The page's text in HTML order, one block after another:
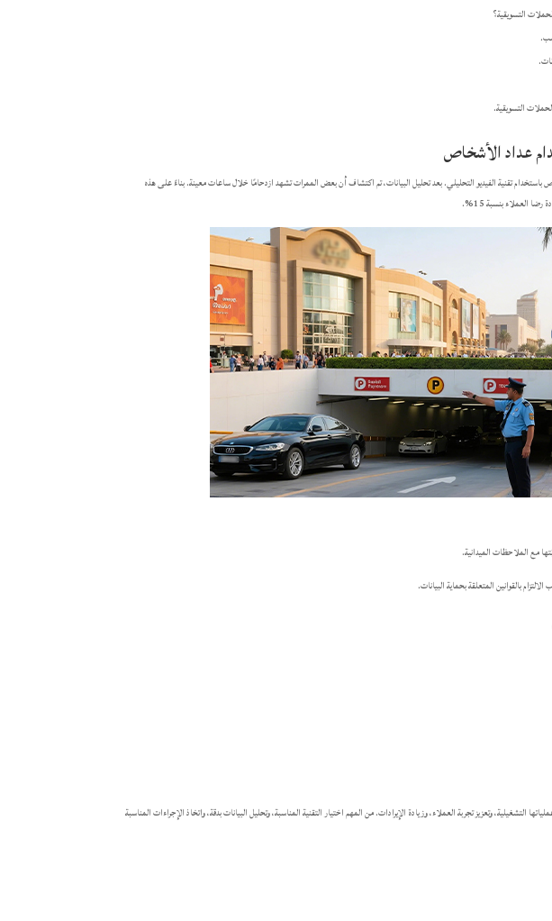
التسويقية؟​
التسويقية.​
عداد الأشخاص
باستخدام تقنية الفيديو التحليلي. بعد تحليل البيانات، تم اكتشاف أن بعض الممرات تشهد ازدحامًا خلال ساعات معينة. بناءً على هذه
العملاء بنسبة 15%.​
مع الملاحظات الميدانية.​
بالقوانين المتعلقة بحماية البيانات.​
وتعزيز تجربة العملاء، وزيادة الإيرادات. من المهم اختيار التقنية المناسبة، وتحليل البيانات بدقة، واتخاذ الإجراءات المناسبة